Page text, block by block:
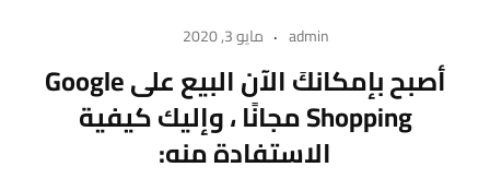
admin مايو 3, 2020
أصبح بإمكانكَ الآن البيع على Google
Shopping مجانًا ، وإليك كيفية
الاستفادة منه: